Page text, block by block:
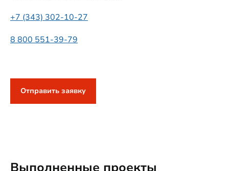
+7 (343) 302-10-27
8 800 551-39-79
Отправить заявку
Выполненные проекты